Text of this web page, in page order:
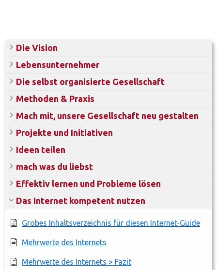
Die Vision
Lebensunternehmer
Die selbst organisierte Gesellschaft
Methoden & Praxis
Mach mit, unsere Gesellschaft neu gestalten
Projekte und Initiativen
Ideen teilen
mach was du liebst
Effektiv lernen und Probleme lösen
Das Internet kompetent nutzen
Grobes Inhaltsverzeichnis für diesen Internet-Guide
Mehrwerte des Internets
Mehrwerte des Internets > Fazit